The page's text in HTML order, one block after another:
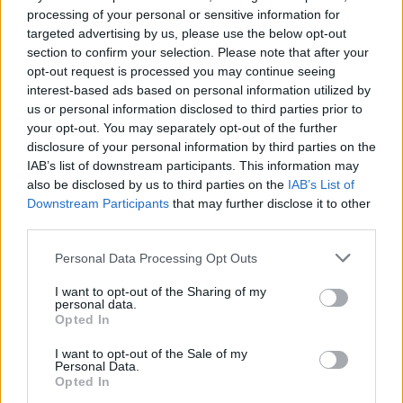
processing of your personal or sensitive information for
targeted advertising by us, please use the below opt-out
section to confirm your selection. Please note that after your
opt-out request is processed you may continue seeing
interest-based ads based on personal information utilized by
us or personal information disclosed to third parties prior to
your opt-out. You may separately opt-out of the further
disclosure of your personal information by third parties on the
IAB’s list of downstream participants. This information may
also be disclosed by us to third parties on the IAB’s List of
Downstream Participants that may further disclose it to other
Personal Data Processing Opt Outs
I want to opt-out of the Sharing of my
personal data.
Opted In
I want to opt-out of the Sale of my
Personal Data.
Opted In
Horoskopi 7 Gusht 2026/
Pse e prekim vazhdimisht
e shpjegon këtë zakon